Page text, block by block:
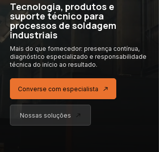
Tecnologia, produtos e
suporte técnico para
processos de soldagem
industriais
Mais do que fornecedor: presença contínua,
diagnóstico especializado e responsabilidade
técnica do início ao resultado.
Converse com especialista
Nossas soluções